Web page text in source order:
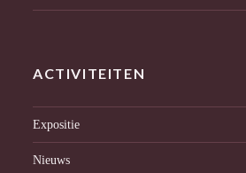
ACTIVITEITEN
Expositie
Nieuws